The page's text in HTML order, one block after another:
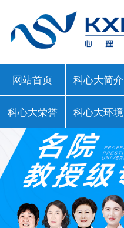
网站首页 科心大简介
科心大荣誉 科心大环境